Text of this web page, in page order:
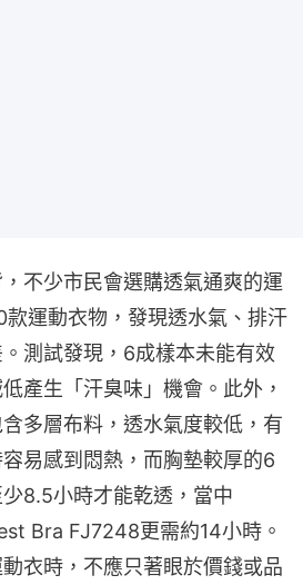
不少市民會選購透氣通爽的運
運動衣物，發現透水氣、排汗
測試發現，6成樣本未能有效
產生「汗臭味」機會。此外，
多層布料，透水氣度較低，有
易感到悶熱，而胸墊較厚的6
8.5小時才能乾透，當中
Bra FJ7248更需約14小時。
衣時，不應只著眼於價錢或品